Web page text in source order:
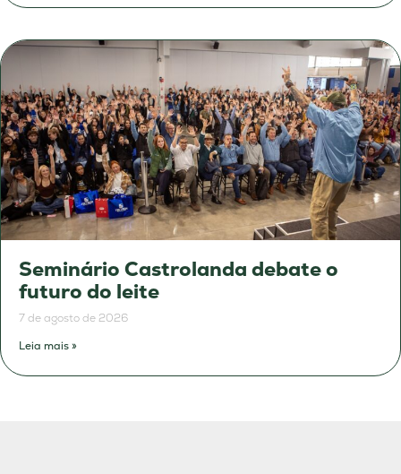
Seminário Castrolanda debate o
futuro do leite
7 de agosto de 2026
Leia mais »